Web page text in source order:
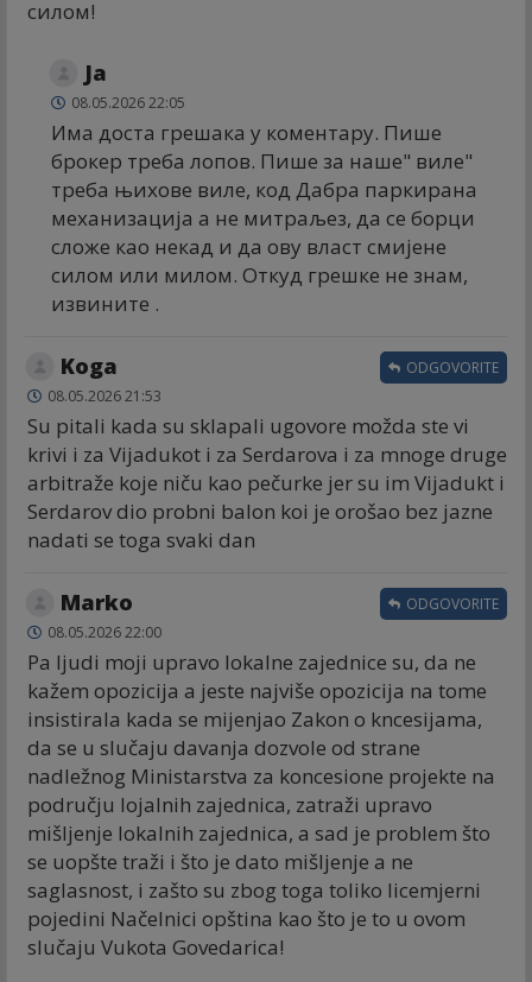
силом!
Ја
08.05.2026 22:05
Има доста грешака у коментару. Пише
брокер треба лопов. Пише за наше" виле"
треба њихове виле, код Дабра паркирана
механизација а не митраљез, да се борци
сложе као некад и да ову власт смијене
силом или милом. Откуд грешке не знам,
извините .
Koga
08.05.2026 21:53
Su pitali kada su sklapali ugovore možda ste vi
krivi i za Vijadukot i za Serdarova i za mnoge druge
arbitraže koje niču kao pečurke jer su im Vijadukt i
Serdarov dio probni balon koi je orošao bez jazne
nadati se toga svaki dan
ODGOVORITE
Marko
08.05.2026 22:00
Pa ljudi moji upravo lokalne zajednice su, da ne
kažem opozicija a jeste najviše opozicija na tome
insistirala kada se mijenjao Zakon o kncesijama,
da se u slučaju davanja dozvole od strane
nadležnog Ministarstva za koncesione projekte na
području lojalnih zajednica, zatraži upravo
mišljenje lokalnih zajednica, a sad je problem što
se uopšte traži i što je dato mišljenje a ne
saglasnost, i zašto su zbog toga toliko licemjerni
pojedini Načelnici opština kao što je to u ovom
slučaju Vukota Govedarica!
ODGOVORITE